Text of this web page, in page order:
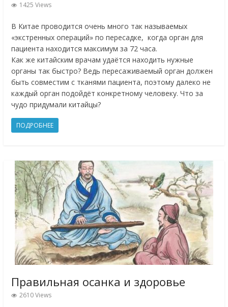
1425 Views
В Китае проводится очень много так называемых
«экстренных операций» по пересадке, когда орган для
пациента находится максимум за 72 часа.
Как же китайским врачам удаётся находить нужные
органы так быстро? Ведь пересаживаемый орган должен
быть совместим с тканями пациента, поэтому далеко не
каждый орган подойдёт конкретному человеку. Что за
чудо придумали китайцы?
ПОДРОБНЕЕ
Правильная осанка и здоровье
2610 Views